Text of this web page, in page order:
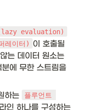
evaluation)
레이터) 이 호출될
는 데이터 원소는
에 무한 스트림을
하는
플루언트
인 하나를 구성하는